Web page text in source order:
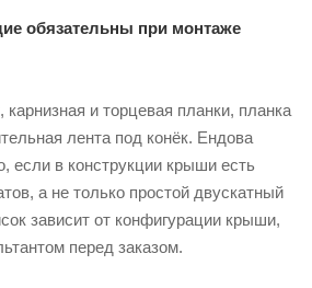
обязательны при монтаже
и торцевая планки, планка
лента под конёк. Ендова
если в конструкции крыши есть
а не только простой двускатный
зависит от конфигурации крыши,
перед заказом.